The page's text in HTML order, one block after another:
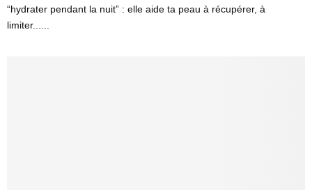
“hydrater pendant la nuit” : elle aide ta peau à récupérer, à
limiter......